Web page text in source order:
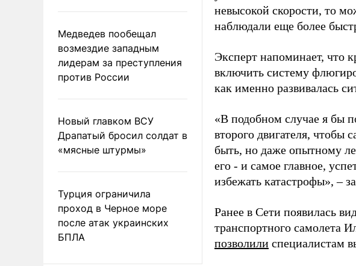
Медведев пообещал
возмездие западным
лидерам за преступления
против России
Новый главком ВСУ
Драпатый бросил солдат в
«мясные штурмы»
Турция ограничила
проход в Черное море
после атак украинских
БПЛА
невысокой скорости, то
наблюдали еще более
Эксперт напоминает, что
включить систему
как именно развивалась
«В подобном случае я бы
второго двигателя, чтобы
быть, но даже опытному
его - и самое главное,
избежать катастрофы», –
Ранее в Сети появилась
транспортного самолета
позволили специалистам